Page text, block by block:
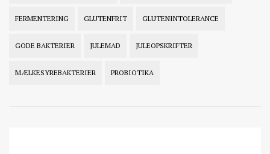
FERMENTERING GLUTENFRIT GLUTENINTOLERANCE
GODE BAKTERIER JULEMAD JULEOPSKRIFTER
MÆLKESYREBAKTERIER PROBIOTIKA